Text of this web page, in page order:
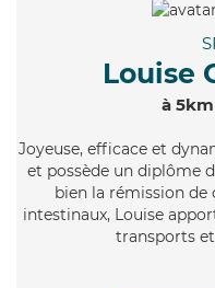
Louise
à
Joyeuse, efficace et
et possède un diplôme
bien la rémission
intestinaux, Louise
transports